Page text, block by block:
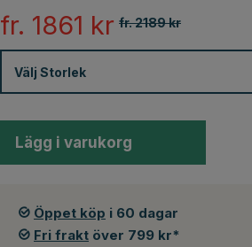
fr. 2189kr
fr. 1861 kr
Välj Storlek
Lägg i varukorg
Öppet köp i 60 dagar
Fri frakt över 799 kr*